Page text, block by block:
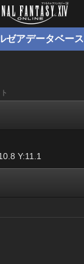
ゼアデータベース
Y:11.1